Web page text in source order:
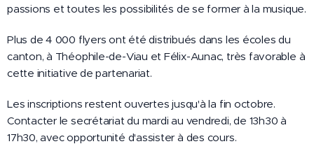
passions et toutes les possibilités de se former à la musique.
Plus de 4 000 flyers ont été distribués dans les écoles du
canton, à Théophile-de-Viau et Félix-Aunac, très favorable à
cette initiative de partenariat.
Les inscriptions restent ouvertes jusqu'à la fin octobre.
Contacter le secrétariat du mardi au vendredi, de 13h30 à
17h30, avec opportunité d'assister à des cours.